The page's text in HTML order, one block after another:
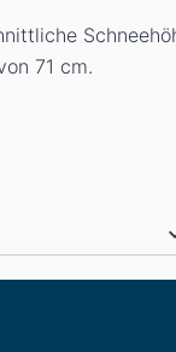
71 cm.